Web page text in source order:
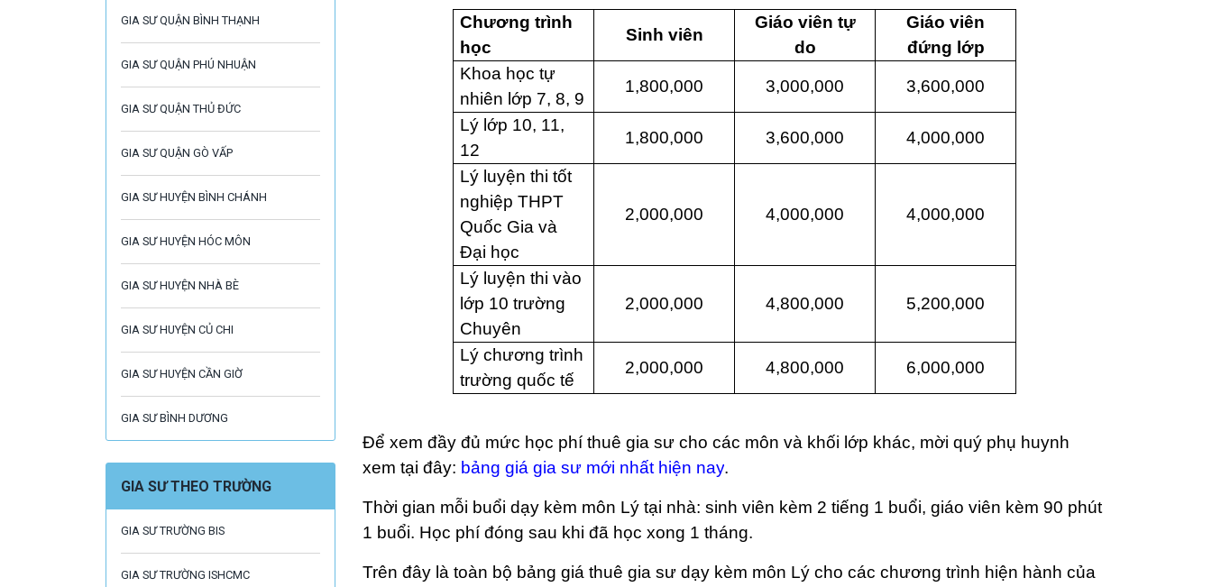
GIA SƯ QUẬN BÌNH THẠNH
GIA SƯ QUẬN PHÚ NHUẬN
GIA SƯ QUẬN THỦ ĐỨC
GIA SƯ QUẬN GÒ VẤP
GIA SƯ HUYỆN BÌNH CHÁNH
GIA SƯ HUYỆN HÓC MÔN
GIA SƯ HUYỆN NHÀ BÈ
GIA SƯ HUYỆN CỦ CHI
GIA SƯ HUYỆN CẦN GIỜ
GIA SƯ BÌNH DƯƠNG
GIA SƯ THEO TRƯỜNG
GIA SƯ TRƯỜNG BIS
GIA SƯ TRƯỜNG ISHCMC
Chương trình
học
Sinh viên
Giáo viên tự
do
Giáo viên
đứng lớp
Khoa học tự
nhiên lớp 7, 8, 9
1,800,000 3,000,000 3,600,000
Lý lớp 10, 11,
12
1,800,000 3,600,000 4,000,000
Lý luyện thi tốt
nghiệp THPT
Quốc Gia và
Đại học
2,000,000 4,000,000 4,000,000
Lý luyện thi vào
lớp 10 trường
Chuyên
2,000,000 4,800,000 5,200,000
Lý chương trình
trường quốc tế
2,000,000 4,800,000 6,000,000
Để xem đầy đủ mức học phí thuê gia sư cho các môn và khối lớp khác, mời quý phụ huynh
xem tại đây: bảng giá gia sư mới nhất hiện nay.
Thời gian mỗi buổi dạy kèm môn Lý tại nhà: sinh viên kèm 2 tiếng 1 buổi, giáo viên kèm 90 phút
1 buổi. Học phí đóng sau khi đã học xong 1 tháng.
Trên đây là toàn bộ bảng giá thuê gia sư dạy kèm môn Lý cho các chương trình hiện hành của